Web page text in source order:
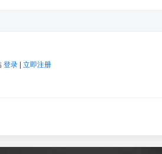
登录 立即注册